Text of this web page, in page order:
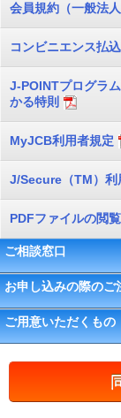
会員規約（一般法人
コンビニエンス払
J-POINTプログラ
かる特則
MyJCB利用者規定
J/Secure（TM）利
PDFファイルの閲
ご相談窓口
お申し込みの際のご
ご用意いただくもの